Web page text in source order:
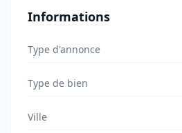
Informations
Type d'annonce
Type de bien
Ville